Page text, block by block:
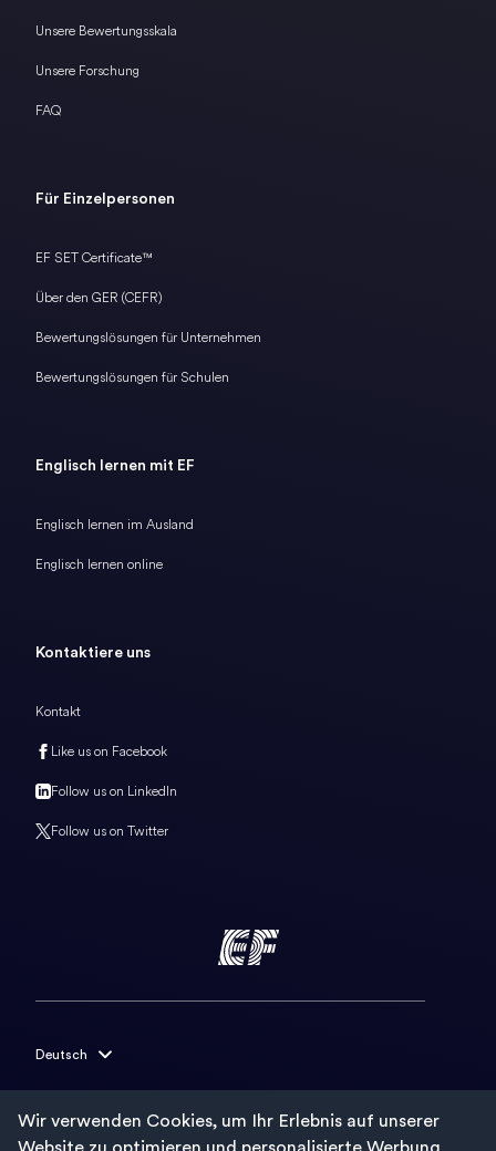
Unsere Bewertungsskala
Unsere Forschung
FAQ
Für Einzelpersonen
EF SET Certificate™
Über den GER (CEFR)
Bewertungslösungen für Unternehmen
Bewertungslösungen für Schulen
Englisch lernen mit EF
Englisch lernen im Ausland
Englisch lernen online
Kontaktiere uns
Kontakt
Like us on Facebook
Follow us on LinkedIn
Follow us on Twitter
Deutsch
Wir verwenden Cookies, um Ihr Erlebnis auf unserer